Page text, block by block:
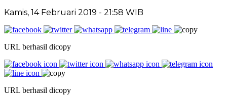
Kamis, 14 Februari 2019 - 21:58 WIB
URL berhasil dicopy
URL berhasil dicopy